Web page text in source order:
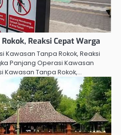
Reaksi Cepat Warga
Kawasan Tanpa Rokok, Reaksi
Panjang Operasi Kawasan
Kawasan Tanpa Rokok,…